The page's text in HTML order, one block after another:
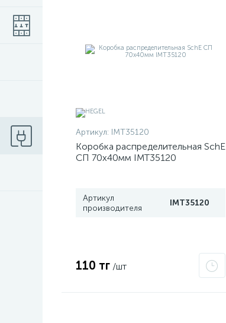
Артикул: IMT35120
Коробка распределительная SchE
СП 70х40мм IMT35120
Артикул
производителя
IMT35120
110 тг /шт